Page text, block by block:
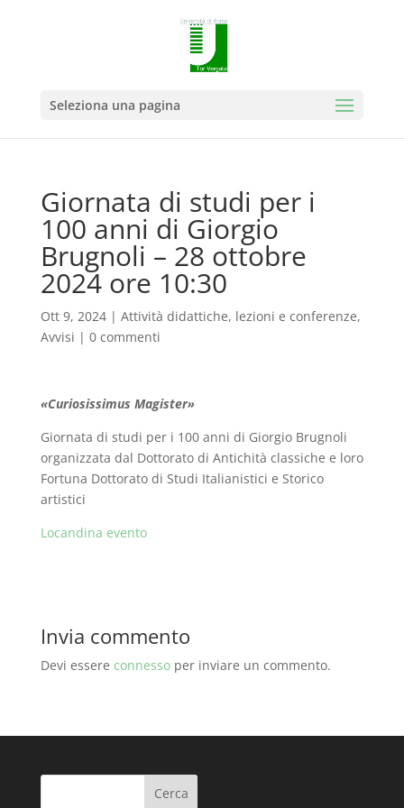
Seleziona una pagina
Giornata di studi per i
100 anni di Giorgio
Brugnoli – 28 ottobre
2024 ore 10:30
Ott 9, 2024| Attività didattiche, lezioni e conferenze,
Avvisi | 0 commenti
«Curiosissimus Magister»
Giornata di studi per i 100 anni di Giorgio Brugnoli
organizzata dal Dottorato di Antichità classiche e loro
Fortuna Dottorato di Studi Italianistici e Storico
artistici
Locandina evento
Invia commento
Devi essere connessoper inviare un commento.